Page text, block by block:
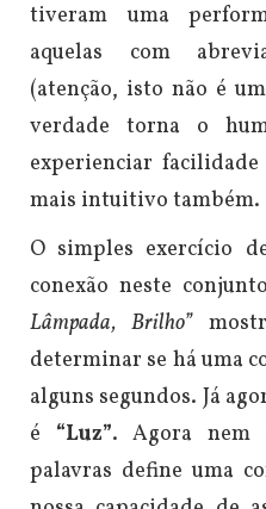
tiveram uma
aquelas com
(atenção, isto não é
verdade torna o
experienciar
mais intuitivo também.
O simples exercício
conexão neste
Lâmpada, Brilho”
determinar se há uma
alguns segundos. Já
é “Luz”. Agora nem
palavras define uma